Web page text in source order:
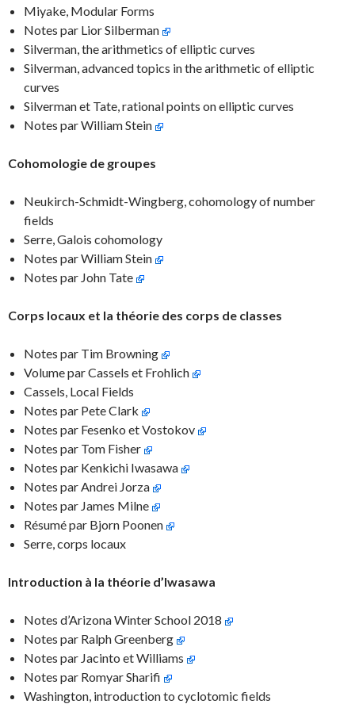
Miyake, Modular Forms
Notes par Lior Silberman
Silverman, the arithmetics of elliptic curves
Silverman, advanced topics in the arithmetic of elliptic
curves
Silverman et Tate, rational points on elliptic curves
Notes par William Stein
Cohomologie de groupes
Neukirch-Schmidt-Wingberg, cohomology of number
fields
Serre, Galois cohomology
Notes par William Stein
Notes par John Tate
Corps locaux et la théorie des corps de classes
Notes par Tim Browning
Volume par Cassels et Frohlich
Cassels, Local Fields
Notes par Pete Clark
Notes par Fesenko et Vostokov
Notes par Tom Fisher
Notes par Kenkichi Iwasawa
Notes par Andrei Jorza
Notes par James Milne
Résumé par Bjorn Poonen
Serre, corps locaux
Introduction à la théorie d’Iwasawa
Notes d’Arizona Winter School 2018
Notes par Ralph Greenberg
Notes par Jacinto et Williams
Notes par Romyar Sharifi
Washington, introduction to cyclotomic fields